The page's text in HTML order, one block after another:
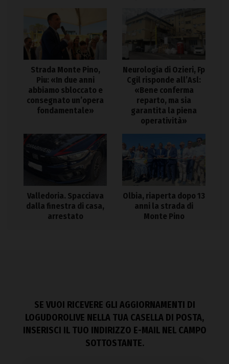
Strada Monte Pino,
Piu: «In due anni
abbiamo sbloccato e
consegnato un’opera
fondamentale»
Neurologia di Ozieri, Fp
Cgil risponde all’Asl:
«Bene conferma
reparto, ma sia
garantita la piena
operatività»
Valledoria. Spacciava
dalla finestra di casa,
arrestato
Olbia, riaperta dopo 13
anni la strada di
Monte Pino
SE VUOI RICEVERE GLI AGGIORNAMENTI DI
LOGUDOROLIVE NELLA TUA CASELLA DI POSTA,
INSERISCI IL TUO INDIRIZZO E-MAIL NEL CAMPO
SOTTOSTANTE.